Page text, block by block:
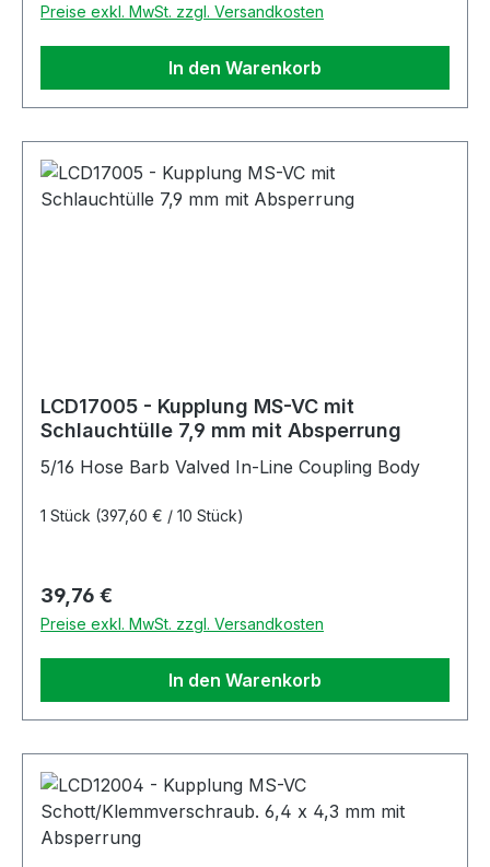
Preise exkl. MwSt. zzgl. Versandkosten
In den Warenkorb
LCD17005 - Kupplung MS-VC mit
Schlauchtülle 7,9 mm mit Absperrung
5/16 Hose Barb Valved In-Line Coupling Body
1 Stück (397,60 € / 10 Stück)
Regulärer Preis:
39,76 €
Preise exkl. MwSt. zzgl. Versandkosten
In den Warenkorb